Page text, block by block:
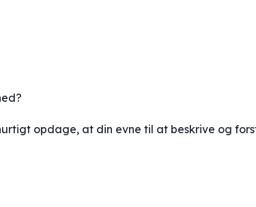
opdage, at din evne til at beskrive og